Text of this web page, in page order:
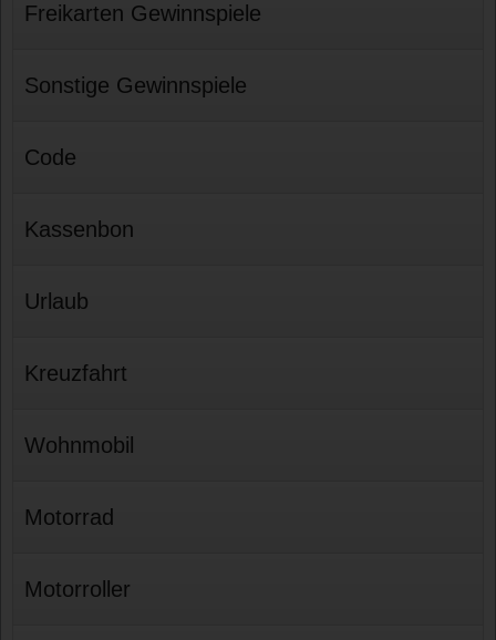
Freikarten Gewinnspiele
Sonstige Gewinnspiele
Code
Kassenbon
Urlaub
Kreuzfahrt
Wohnmobil
Motorrad
Motorroller